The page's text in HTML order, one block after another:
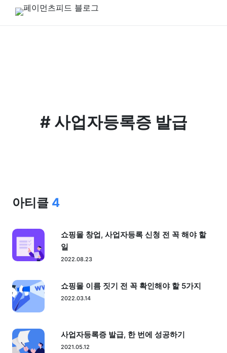
# 사업자등록증 발급
아티클 4
쇼핑몰 창업, 사업자등록 신청 전 꼭 해야 할
일
2022.08.23
쇼핑몰 이름 짓기 전 꼭 확인해야 할 5가지
2022.03.14
사업자등록증 발급, 한 번에 성공하기
2021.05.12